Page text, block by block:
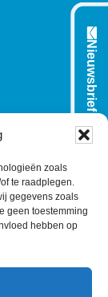
zoals
te raadplegen.
gegevens zoals
geen toestemming
hebben op
Nieuwsbrief